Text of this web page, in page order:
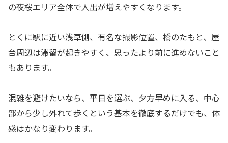
の夜桜エリア全体で人出が増えやすくなります。
とくに駅に近い浅草側、有名な撮影位置、橋のたもと、屋
台周辺は滞留が起きやすく、思ったより前に進めないこと
もあります。
混雑を避けたいなら、平日を選ぶ、夕方早めに入る、中心
部から少し外れて歩くという基本を徹底するだけでも、体
感はかなり変わります。